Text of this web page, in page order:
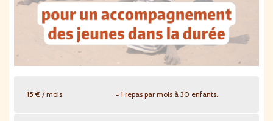
15 € / mois = 1 repas par mois à 30 enfants.